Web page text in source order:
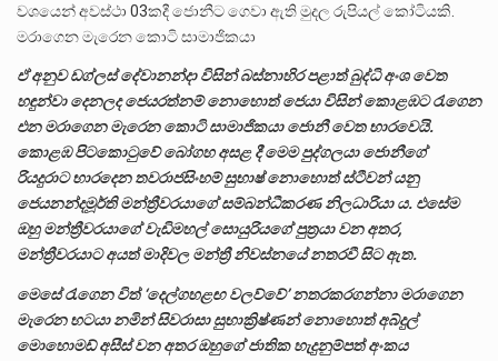
වශයෙන් අවස්ථා 03කදී ජොනීට ගෙවා ඇති මුදල රුපියල් කෝටියකි.
මරාගෙන මැරෙන කොටි සාමාජිකයා
ඒ අනුව ඩග්ලස් දේවානන්දා විසින් බස්නාහිර පළාත් බුද්ධි අංශ වෙත
හඳුන්වා දෙනලද ජෙයරත්නම් නොහොත් ජෙයා විසින් කොළඹට රැගෙන
එන මරාගෙන මැරෙන කොටි සාමාජිකයා ජොනී වෙත භාරවෙයි.
කොළඹ පිටකොටුවේ බෝගහ අසළ දී මෙම පුද්ගලයා ජොනීගේ
රියදුරාට භාරදෙන තවරාජසිංහම් සුභාෂ් නොහොත් ස්ටීවන් යනු
ජෙයනන්දමූර්ති මන්ත්‍රීවරයාගේ සම්බන්ධීකරණ නිලධාරියා ය. එසේම
ඔහු මන්ත්‍රීවරයාගේ වැඩිමහල් සොයුරියගේ පුත්‍රයා වන අතර,
මන්ත්‍රීවරයාට අයත් මාදිවල මන්ත්‍රී නිවස්නයේ නතරවී සිට ඇත.
මෙසේ රැගෙන විත් ‘දෙල්ගහළඟ වලව්වේ’ නතරකරගන්නා මරාගෙන
මැරෙන භටයා නමින් සිවරාසා සුභාක්‍රිෂ්ණන් නොහොත් අබ්දුල්
මොහොමඩ් අසීස් වන අතර ඔහුගේ ජාතික හැදුනුම්පත් අංකය